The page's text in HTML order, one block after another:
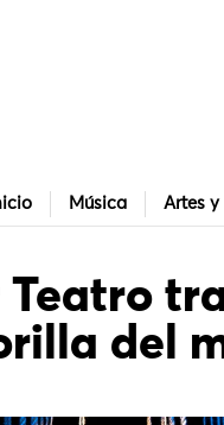
Música Artes y
Teatro
del